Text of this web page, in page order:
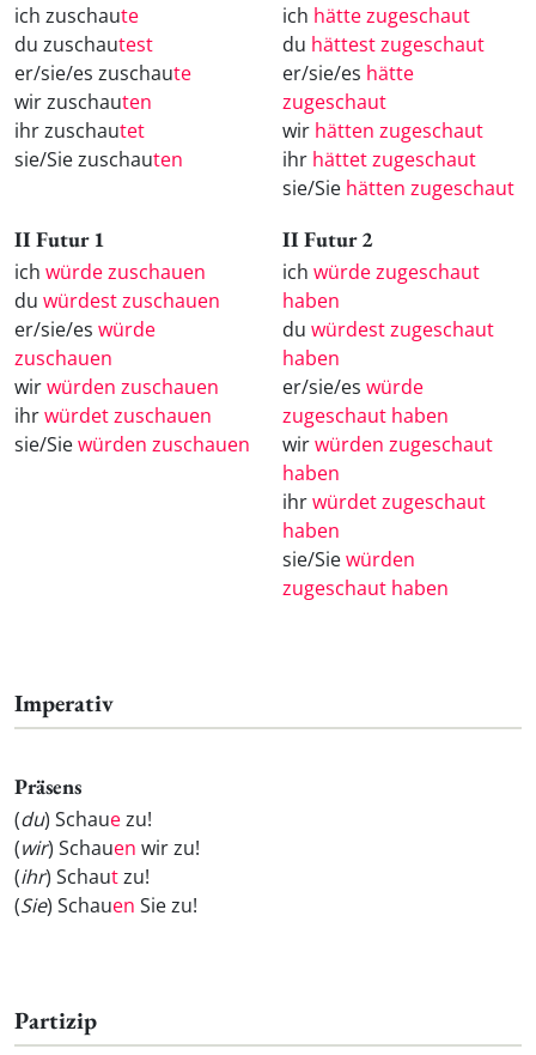
ich zuschaute
du zuschautest
er/sie/es zuschaute
wir zuschauten
ihr zuschautet
sie/Sie zuschauten
ich hätte zugeschaut
du hättest zugeschaut
er/sie/es hätte
zugeschaut
wir hätten zugeschaut
ihr hättet zugeschaut
sie/Sie hätten zugeschaut
II Futur 1
ich würde zuschauen
du würdest zuschauen
er/sie/es würde
zuschauen
wirwürden zuschauen
ihrwürdet zuschauen
sie/Siewürden zuschauen
II Futur 2
ich würde zugeschaut
haben
du würdest zugeschaut
haben
er/sie/es würde
zugeschaut haben
wirwürden zugeschaut
haben
ihrwürdet zugeschaut
haben
sie/Siewürden
zugeschaut haben
Imperativ
Präsens
(du) Schauezu!
(wir) Schauen wir zu!
(ihr) Schautzu!
(Sie) Schauen Sie zu!
Partizip